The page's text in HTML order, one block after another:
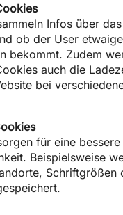
Infos über das
ob der User etwaige
bekommt. Zudem
auch die
bei
für eine bessere
Beispielsweise
Schriftgrößen